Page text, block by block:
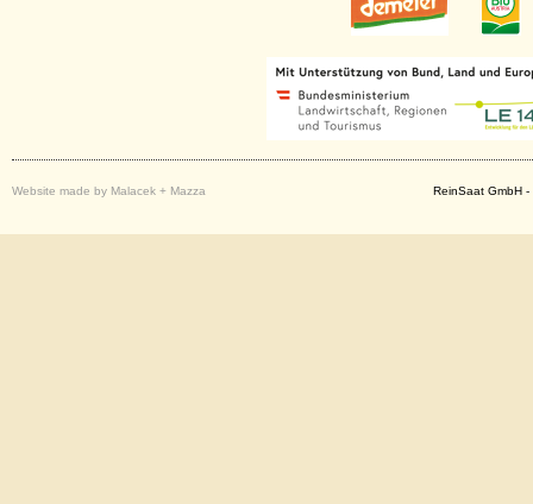
Website made by Malacek + Mazza ReinSaat GmbH